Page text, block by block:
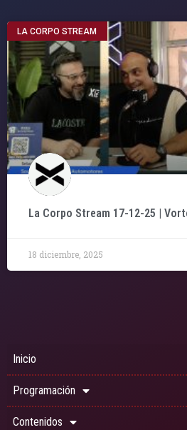
LA CORPO STREAM
La Corpo Stream 17-12-25 |
18 diciembre, 2025
Inicio
Programación
Contenidos